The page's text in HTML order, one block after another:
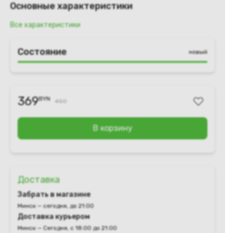
Основные характеристики
Все характеристики
Состояние новый
369BYN 450
В корзину
Доставка
Забрать в магазине
Минск — сегодня, до 21:00
Доставка курьером
Минск — Сегодня, с 18:00 до 21:00